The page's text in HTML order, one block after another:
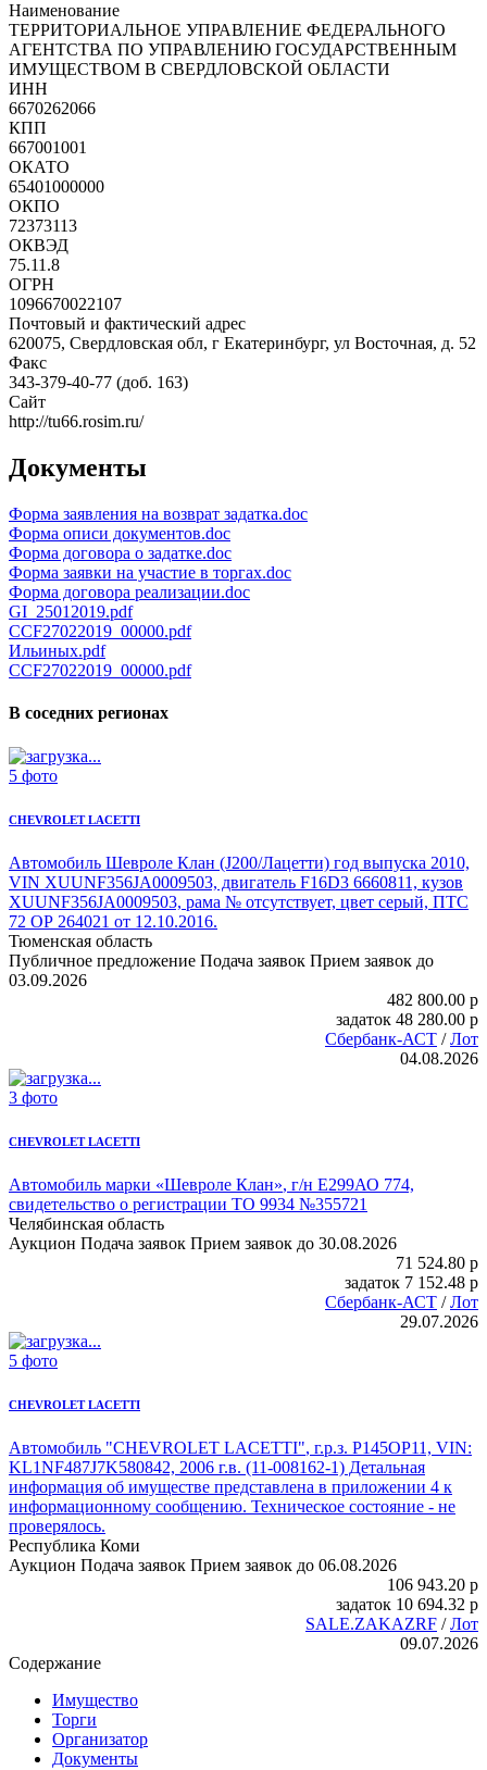
Наименование
ТЕРРИТОРИАЛЬНОЕ УПРАВЛЕНИЕ ФЕДЕРАЛЬНОГО
АГЕНТСТВА ПО УПРАВЛЕНИЮ ГОСУДАРСТВЕННЫМ
ИМУЩЕСТВОМ В СВЕРДЛОВСКОЙ ОБЛАСТИ
ИНН
6670262066
КПП
667001001
ОКАТО
65401000000
ОКПО
72373113
ОКВЭД
75.11.8
ОГРН
1096670022107
Почтовый и фактический адрес
620075, Свердловская обл, г Екатеринбург, ул Восточная, д. 52
Факс
343-379-40-77 (доб. 163)
Сайт
http://tu66.rosim.ru/
Документы
Форма заявления на возврат задатка.doc
Форма описи документов.doc
Форма договора о задатке.doc
Форма заявки на участие в торгах.doc
Форма договора реализации.doc
GI_25012019.pdf
CCF27022019_00000.pdf
Ильиных.pdf
CCF27022019_00000.pdf
В соседних регионах
5 фото
CHEVROLET LACETTI
Автомобиль Шевроле Клан (J200/Лацетти) год выпуска 2010,
VIN XUUNF356JA0009503, двигатель F16D3 6660811, кузов
XUUNF356JA0009503, рама № отсутствует, цвет серый, ПТС
72 ОР 264021 от 12.10.2016.
Тюменская область
Публичное предложение Подача заявок Прием заявок до
03.09.2026
482 800.00 p
задаток 48 280.00 p
Сбербанк-АСТ /Лот
04.08.2026
3 фото
CHEVROLET LACETTI
Автомобиль марки «Шевроле Клан», г/н Е299АО 774,
свидетельство о регистрации ТО 9934 №355721
Челябинская область
Аукцион Подача заявок Прием заявок до 30.08.2026
71 524.80 p
задаток 7 152.48 p
Сбербанк-АСТ /Лот
29.07.2026
5 фото
CHEVROLET LACETTI
Автомобиль "CHEVROLET LACETTI", г.р.з. Р145ОР11, VIN:
KL1NF487J7K580842, 2006 г.в. (11-008162-1) Детальная
информация об имуществе представлена в приложении 4 к
информационному сообщению. Техническое состояние - не
проверялось.
Республика Коми
Аукцион Подача заявок Прием заявок до 06.08.2026
106 943.20 p
задаток 10 694.32 p
SALE.ZAKAZRF /Лот
09.07.2026
Содержание
Имущество
Торги
Организатор
Документы